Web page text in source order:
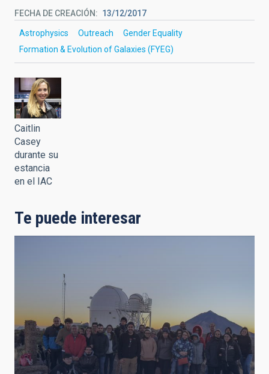
FECHA DE CREACIÓN 13/12/2017
Astrophysics Outreach
Gender Equality
Formation & Evolution of Galaxies (FYEG)
Caitlin
Casey
durante su
estancia
en el IAC
Te puede interesar